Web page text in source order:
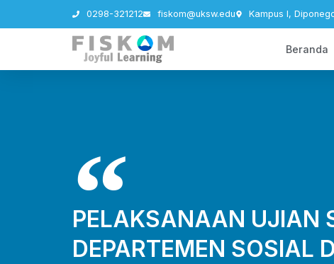
0298-321212 fiskom@uksw.edu Kampus I,
Beranda
PELAKSANAAN UJIAN
DEPARTEMEN SOSIAL